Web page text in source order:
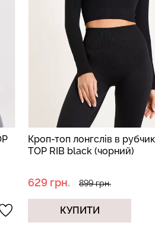
Безшовна футболка T-
(чорний)
440 грн. 629 грн.
КУПИТИ